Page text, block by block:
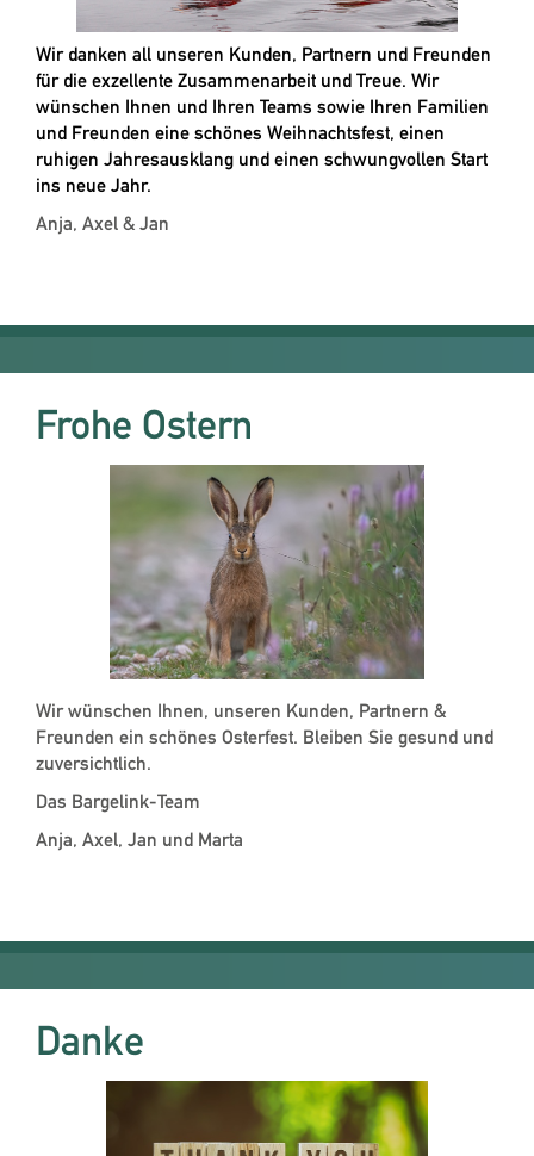
Wir danken all unseren Kunden, Partnern und Freunden
für die exzellente Zusammenarbeit und Treue. Wir
wünschen Ihnen und Ihren Teams sowie Ihren Familien
und Freunden eine schönes Weihnachtsfest, einen
ruhigen Jahresausklang und einen schwungvollen Start
ins neue Jahr.
Anja, Axel & Jan
Frohe Ostern
Wir wünschen Ihnen, unseren Kunden, Partnern &
Freunden ein schönes Osterfest. Bleiben Sie gesund und
zuversichtlich.
Das Bargelink-Team
Anja, Axel, Jan und Marta
Danke